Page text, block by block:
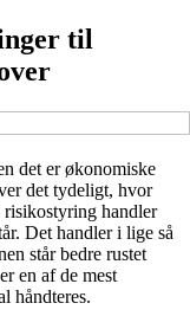
til
det er økonomiske
det tydeligt, hvor
handler
Det handler i lige så
står bedre rustet
en af de mest
håndteres.